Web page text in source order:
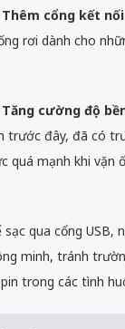
cổng kết
rơi dành cho
cường độ
trước đây, đã có
quá mạnh khi vặn
qua cổng USB,
minh, tránh
trong các tình